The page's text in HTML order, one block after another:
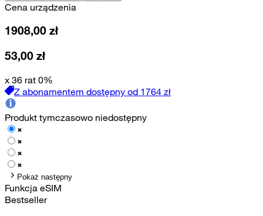
Cena urządzenia
1908,00 zł
53,00 zł
x 36 rat 0%
Z abonamentem dostępny od 1764 zł
Produkt tymczasowo niedostępny
Pokaż następny
Funkcja eSIM
Bestseller